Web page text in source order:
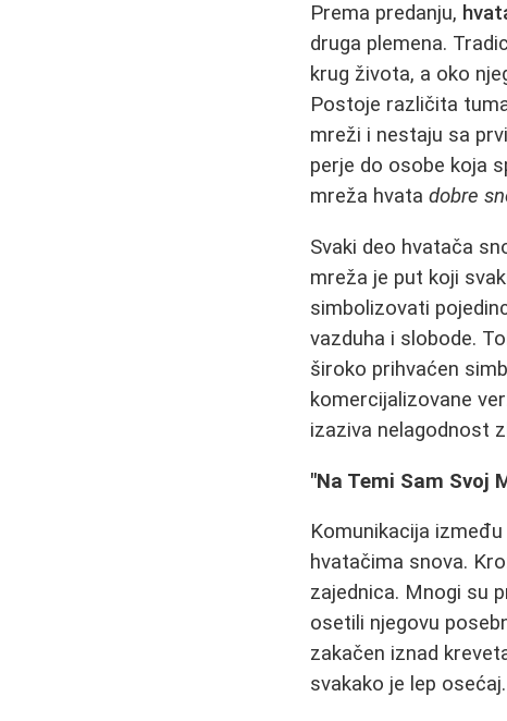
Prema predanju,
druga plemena.
krug života, a oko
Postoje različita
mreži i nestaju sa
perje do osobe koja
mreža hvatadobre
Svaki deo hvatača
mreža je put koji
simbolizovati
vazduha i slobode.
široko prihvaćen
komercijalizovane
izaziva nelagodnost
"Na Temi Sam Svoj
Komunikacija
hvatačima snova.
zajednica. Mnogi su
osetili njegovu
zakačen iznad
svakako je lep osećaj.